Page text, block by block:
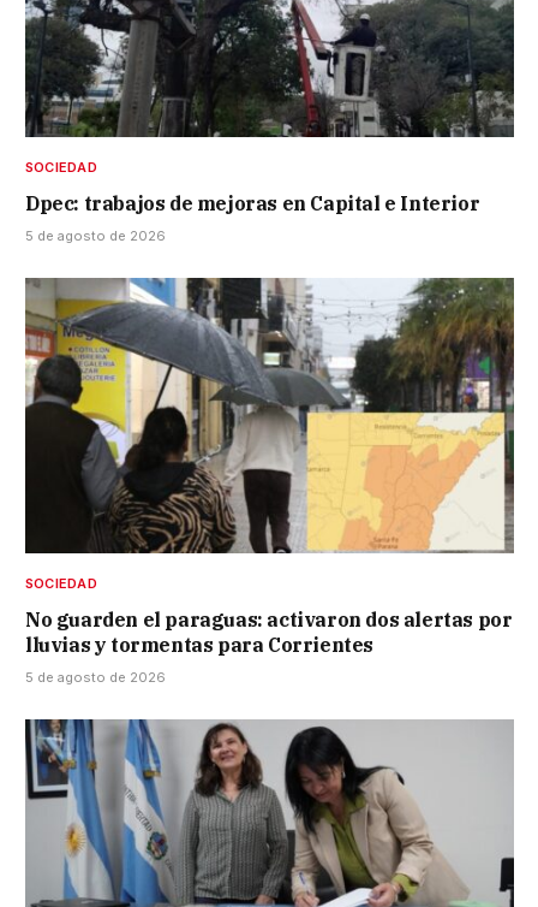
SOCIEDAD
Dpec: trabajos de mejoras en Capital e Interior
5 de agosto de 2026
SOCIEDAD
No guarden el paraguas: activaron dos alertas por
lluvias y tormentas para Corrientes
5 de agosto de 2026